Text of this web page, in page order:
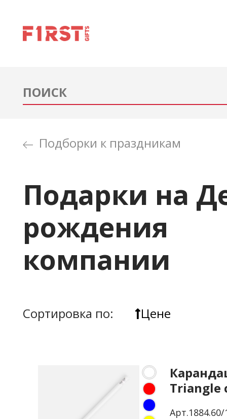
Подборки к праздникам
Подарки на
рождения
компании
Сортировка по: Цене
Triangle
Арт.1884.60/